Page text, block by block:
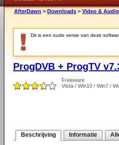
AfterDawn > Downloads > Video & Audio
Dit is een oude versie van deze
ProgDVB + ProgTV
Freeware
Vista / Win10 / Win7 /
Beschrijving Informatie